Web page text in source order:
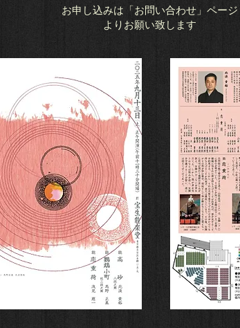
お申し込みは「お問い合わせ」ページ
よりお願い致します